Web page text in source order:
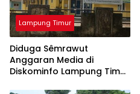
Lampung Timur
Diduga Sêmrawut
Anggaran Media di
Diskominfo Lampung Timur